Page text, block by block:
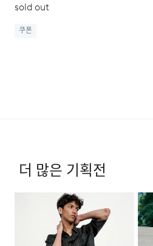
sold out
쿠폰
더 많은 기획전